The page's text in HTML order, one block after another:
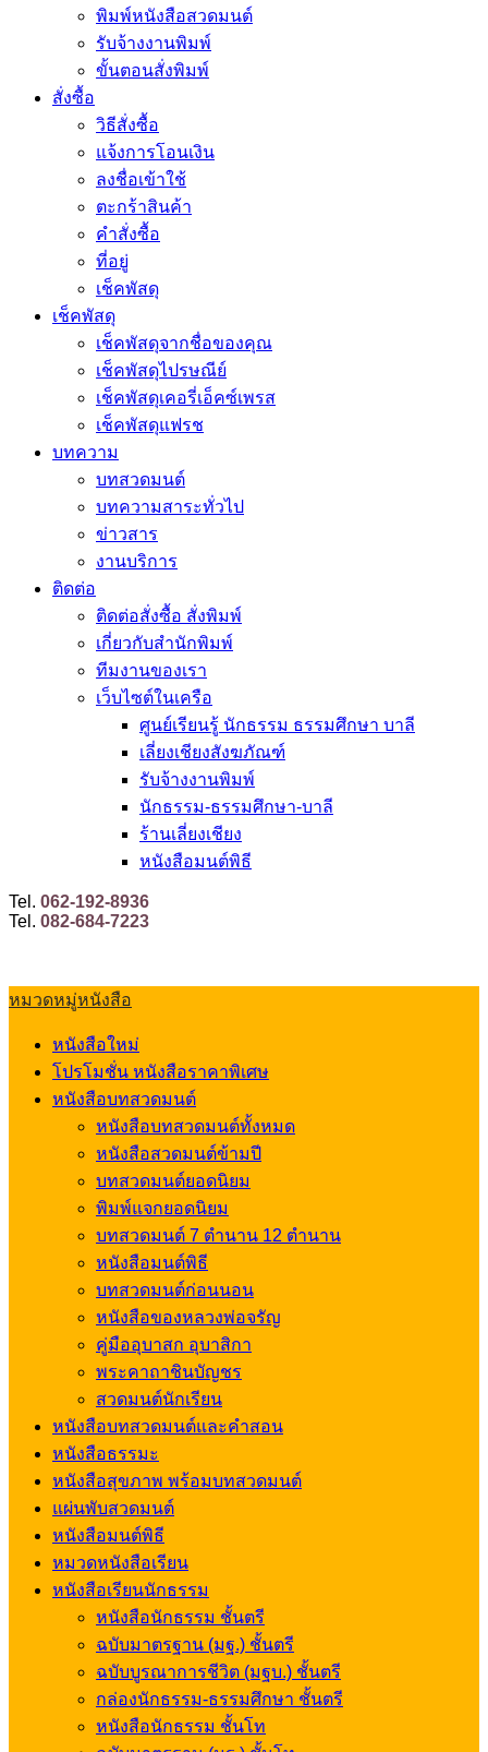
พิมพ์หนังสือสวดมนต์
รับจ้างงานพิมพ์
ขั้นตอนสั่งพิมพ์
สั่งซื้อ
วิธีสั่งซื้อ
แจ้งการโอนเงิน
ลงชื่อเข้าใช้
ตะกร้าสินค้า
คำสั่งซื้อ
ที่อยู่
เช็คพัสดุ
เช็คพัสดุ
เช็คพัสดุจากชื่อของคุณ
เช็คพัสดุไปรษณีย์
เช็คพัสดุเคอรี่เอ็คซ์เพรส
เช็คพัสดุแฟรช
บทความ
บทสวดมนต์
บทความสาระทั่วไป
ข่าวสาร
งานบริการ
ติดต่อ
ติดต่อสั่งซื้อ สั่งพิมพ์
เกี่ยวกับสำนักพิมพ์
ทีมงานของเรา
เว็บไซต์ในเครือ
ศูนย์เรียนรู้ นักธรรม ธรรมศึกษา บาลี
เลี่ยงเชียงสังฆภัณฑ์
รับจ้างงานพิมพ์
นักธรรม-ธรรมศึกษา-บาลี
ร้านเลี่ยงเชียง
หนังสือมนต์พิธี
Tel. 062-192-8936
Tel. 082-684-7223
หมวดหมู่หนังสือ
หนังสือใหม่
โปรโมชั่น หนังสือราคาพิเศษ
หนังสือบทสวดมนต์
หนังสือบทสวดมนต์ทั้งหมด
หนังสือสวดมนต์ข้ามปี
บทสวดมนต์ยอดนิยม
พิมพ์แจกยอดนิยม
บทสวดมนต์ 7 ตำนาน 12 ตำนาน
หนังสือมนต์พิธี
บทสวดมนต์ก่อนนอน
หนังสือของหลวงพ่อจรัญ
คู่มืออุบาสก อุบาสิกา
พระคาถาชินบัญชร
สวดมนต์นักเรียน
หนังสือบทสวดมนต์และคำสอน
หนังสือธรรมะ
หนังสือสุขภาพ พร้อมบทสวดมนต์
แผ่นพับสวดมนต์
หนังสือมนต์พิธี
หมวดหนังสือเรียน
หนังสือเรียนนักธรรม
หนังสือนักธรรม ชั้นตรี
ฉบับมาตรฐาน (มฐ.) ชั้นตรี
ฉบับบูรณาการชีวิต (มฐบ.) ชั้นตรี
กล่องนักธรรม-ธรรมศึกษา ชั้นตรี
หนังสือนักธรรม ชั้นโท